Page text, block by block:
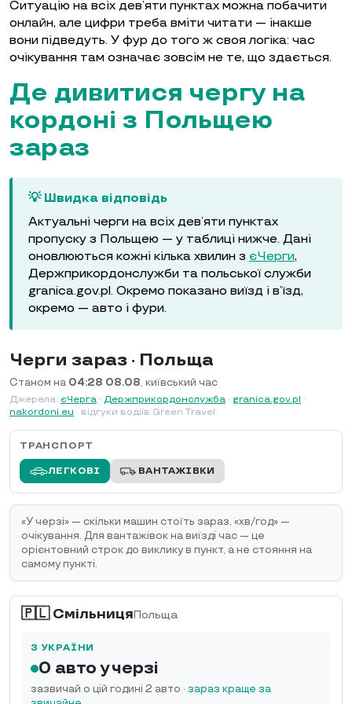
Ситуацію на всіх дев’яти пунктах можна побачити
онлайн, але цифри треба вміти читати — інакше
вони підведуть. У фур до того ж своя логіка: час
очікування там означає зовсім не те, що здається.
Де дивитися чергу на
кордоні з Польщею
зараз
💡 Швидка відповідь
Актуальні черги на всіх дев’яти пунктах
пропуску з Польщею — у таблиці нижче. Дані
оновлюються кожні кілька хвилин з єЧерги,
Держприкордонслужби та польської служби
granica.gov.pl. Окремо показано виїзд і в’їзд,
окремо — авто і фури.
Черги зараз · Польща
Станом на 04:28 08.08, київський час
Джерела: єЧерга · Держприкордонслужба · granica.gov.pl ·
nakordoni.eu · відгуки водіїв Green Travel.
ТРАНСПОРТ
ЛЕГКОВІ ВАНТАЖІВКИ
«У черзі» — скільки машин стоїть зараз, «хв/год» —
очікування. Для вантажівок на виїзді час — це
орієнтовний строк до виклику в пункт, а не стояння на
самому пункті.
🇵🇱 СмільницяПольща
З УКРАЇНИ
0 авто у черзі
зазвичай о цій годині 2 авто · зараз краще за